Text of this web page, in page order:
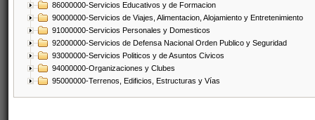
86000000-Servicios Educativos y de Formacion
90000000-Servicios de Viajes, Alimentacion, Alojamiento y Entretenimiento
91000000-Servicios Personales y Domesticos
92000000-Servicios de Defensa Nacional Orden Publico y Seguridad
93000000-Servicios Politicos y de Asuntos Civicos
94000000-Organizaciones y Clubes
95000000-Terrenos, Edificios, Estructuras y Vías